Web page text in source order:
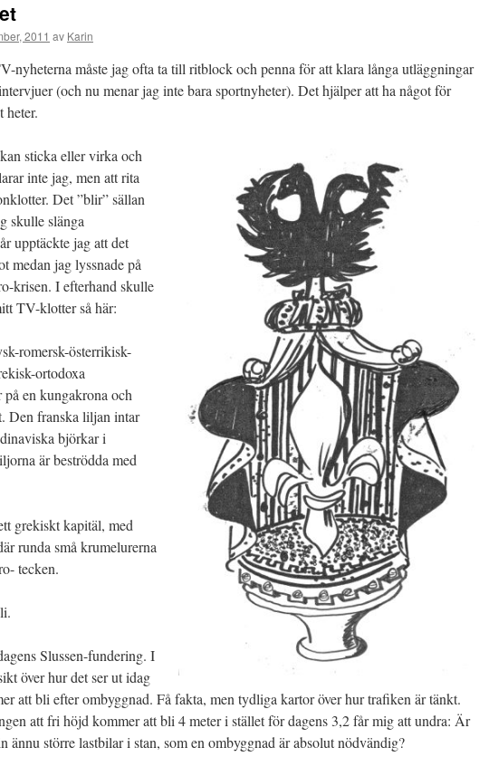
2011 av Karin
nyheterna måste jag ofta ta till ritblock och penna för att klara långa utläggningar
(och nu menar jag inte bara sportnyheter). Det hjälper att ha något för
heter.
sticka eller virka och
inte jag, men att rita
Det ”blir” sällan
skulle slänga
upptäckte jag att det
medan jag lyssnade på
krisen. I efterhand skulle
TV-klotter så här:
romersk-österrikisk-
ortodoxa
en kungakrona och
Den franska liljan intar
björkar i
är beströdda med
grekiskt kapitäl, med
runda små krumelurerna
tecken.
Slussen-fundering. I
över hur det ser ut idag
att bli efter ombyggnad. Få fakta, men tydliga kartor över hur trafiken är tänkt.
att fri höjd kommer att bli 4 meter i stället för dagens 3,2 får mig att undra: Är
ännu större lastbilar i stan, som en ombyggnad är absolut nödvändig?